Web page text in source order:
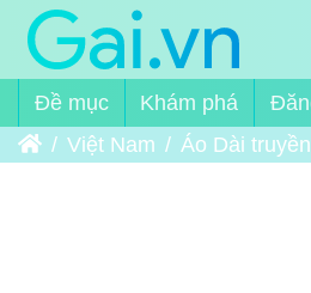
Đề mục Khám phá
Trang chủ
Việt Nam Áo Dài